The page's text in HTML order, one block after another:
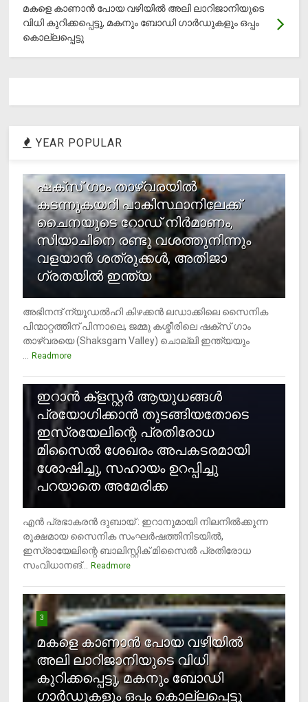
മകളെ കാണാന്‍ പോയ വഴിയില്‍ അലി ലാറിജാനിയുടെ
വിധി കുറിക്കപ്പെട്ടു, മകനും ബോഡി ഗാര്‍ഡുകളും ഒപ്പം
കൊല്ലപ്പെട്ടു
YEAR POPULAR
ഷക്സ് ​ഗാം താഴ്‌വരയിൽ
കടന്നുകയറി പാകിസ്ഥാനിലേക്ക്
ചൈനയുടെ റോഡ് നിർമാണം,
സിയാചിനെ രണ്ടു വശത്തുനിന്നും
വളയാൻ ശത്രുക്കൾ, അതിജാ​
ഗ്രതയിൽ ഇന്ത്യ
അഭിനന്ദ് ന്യൂഡൽഹി കിഴക്കൻ ലഡാക്കിലെ സൈനിക
പിന്മാറ്റത്തിന് പിന്നാലെ, ജമ്മു കശ്മീരിലെ ഷക്സ് ​ഗാം
താഴ്‌വരയെ (Shaksgam Valley) ചൊല്ലി ഇന്ത്യയും
... Readmore
ഇറാന്‍ ക്‌ളസ്റ്റര്‍ ആയുധങ്ങള്‍
പ്രയോഗിക്കാന്‍ തുടങ്ങിയതോടെ
ഇസ്രയേലിന്റെ പ്രതിരോധ
മിസൈല്‍ ശേഖരം അപകടരമായി
ശോഷിച്ചു, സഹായം ഉറപ്പിച്ചു
പറയാതെ അമേരിക്ക
എന്‍ പ്രഭാകരന്‍ ദുബായ് : ഇറാനുമായി നിലനില്‍ക്കുന്ന
രൂക്ഷമായ സൈനിക സംഘര്‍ഷത്തിനിടയില്‍,
ഇസ്രായേലിന്റെ ബാലിസ്റ്റിക് മിസൈല്‍ പ്രതിരോധ
സംവിധാനങ്... Readmore
3
മകളെ കാണാന്‍ പോയ വഴിയില്‍
അലി ലാറിജാനിയുടെ വിധി
കുറിക്കപ്പെട്ടു, മകനും ബോഡി
ഗാര്‍ഡുകളും ഒപ്പം കൊല്ലപ്പെട്ടു